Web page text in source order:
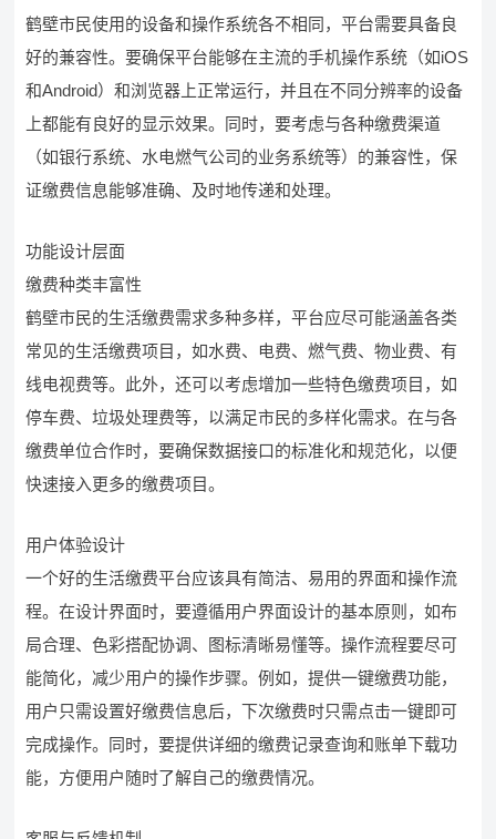
鹤壁市民使用的设备和操作系统各不相同，平台需要具备良
好的兼容性。要确保平台能够在主流的手机操作系统（如iOS
和Android）和浏览器上正常运行，并且在不同分辨率的设备
上都能有良好的显示效果。同时，要考虑与各种缴费渠道
（如银行系统、水电燃气公司的业务系统等）的兼容性，保
证缴费信息能够准确、及时地传递和处理。
功能设计层面
缴费种类丰富性
鹤壁市民的生活缴费需求多种多样，平台应尽可能涵盖各类
常见的生活缴费项目，如水费、电费、燃气费、物业费、有
线电视费等。此外，还可以考虑增加一些特色缴费项目，如
停车费、垃圾处理费等，以满足市民的多样化需求。在与各
缴费单位合作时，要确保数据接口的标准化和规范化，以便
快速接入更多的缴费项目。
用户体验设计
一个好的生活缴费平台应该具有简洁、易用的界面和操作流
程。在设计界面时，要遵循用户界面设计的基本原则，如布
局合理、色彩搭配协调、图标清晰易懂等。操作流程要尽可
能简化，减少用户的操作步骤。例如，提供一键缴费功能，
用户只需设置好缴费信息后，下次缴费时只需点击一键即可
完成操作。同时，要提供详细的缴费记录查询和账单下载功
能，方便用户随时了解自己的缴费情况。